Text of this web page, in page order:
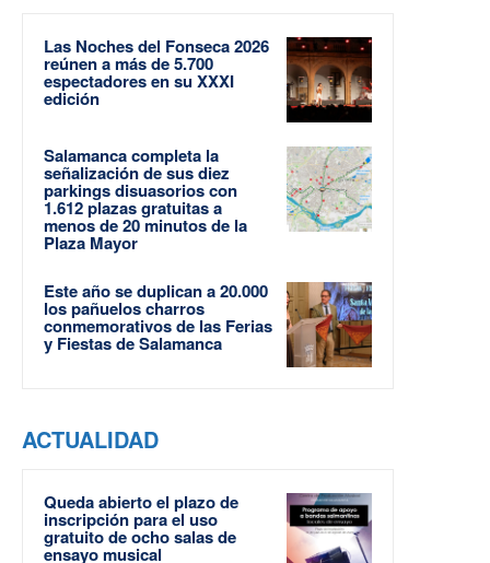
Las Noches del Fonseca 2026
reúnen a más de 5.700
espectadores en su XXXI
edición
Salamanca completa la
señalización de sus diez
parkings disuasorios con
1.612 plazas gratuitas a
menos de 20 minutos de la
Plaza Mayor
Este año se duplican a 20.000
los pañuelos charros
conmemorativos de las Ferias
y Fiestas de Salamanca
ACTUALIDAD
Queda abierto el plazo de
inscripción para el uso
gratuito de ocho salas de
ensayo musical